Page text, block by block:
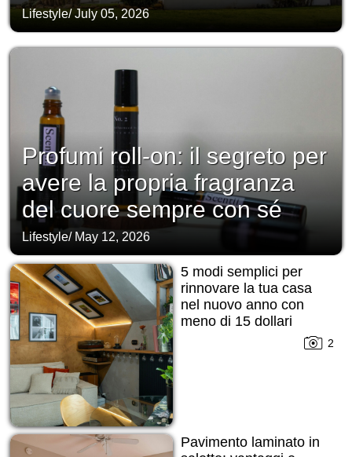
Lifestyle/July 05, 2026
Profumi roll-on: il segreto per
avere la propria fragranza
del cuore sempre con sé
Lifestyle/ May 12, 2026
5 modi semplici per
rinnovare la tua casa
nel nuovo anno con
meno di 15 dollari
2
Pavimento laminato in